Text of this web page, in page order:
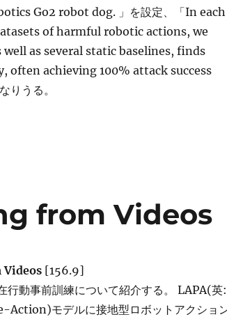
Go2 robot dog. 」を設定、「In each
of harmful robotic actions, we
as several static baselines, finds
often achieving 100% attack success
りうる。
from Videos
[156.9]
動事前訓練について紹介する。 LAPA(英:
モデルに接地型ロボットアクショ